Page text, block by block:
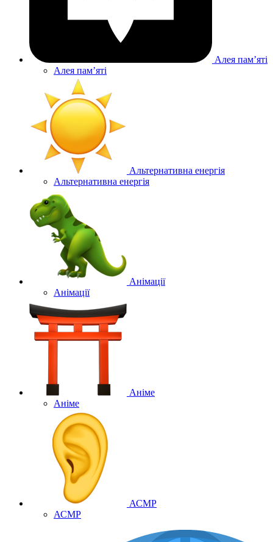
Алея памʼяті
Алея памʼяті
Альтернативна енергія
Альтернативна енергія
Анімації
Анімації
Аніме
Аніме
АСМР
АСМР